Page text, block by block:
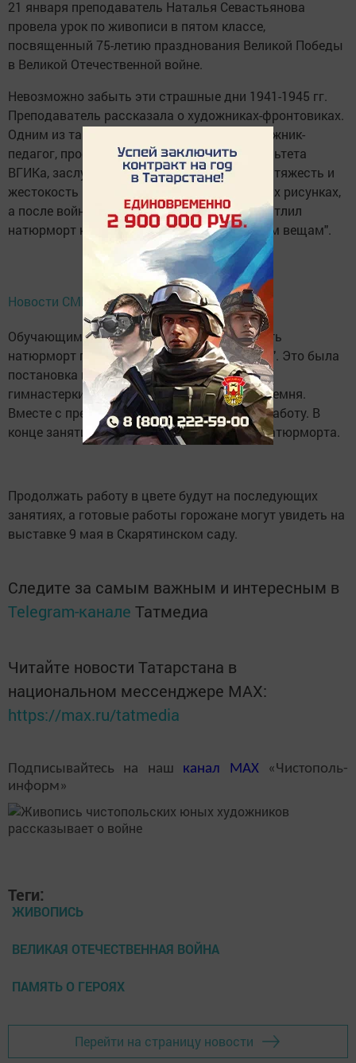
21 января преподаватель Наталья Севастьянова
провела урок по живописи в пятом классе,
посвященный 75-летию празднования Великой Победы
в Великой Отечественной войне.
Невозможно забыть эти страшные дни 1941-1945 гг.
Преподаватель рассказала о художниках-фронтовиках.
Одним из таких был Борис Неменский, художник-
педагог, профессор художественного факультета
ВГИКа, заслуженный художник России. Вся тяжесть и
жестокость войны отражена в их фронтовых рисунках,
а после войны в картинах. Всех очень впечатлил
натюрморт на тему войны "Реквием великим вещам".
Новости СМИ2
Обучающимся было предложено нарисовать
натюрморт под названием "Память о войне". Это была
постановка из простых солдатских вещей,
гимнастерки, фляжки, солдатской кружки, ремня.
Вместе с преподавателем ученики начали работу. В
конце занятия была оценена композиция натюрморта.
Продолжать работу в цвете будут на последующих
занятиях, а готовые работы горожане могут увидеть на
выставке 9 мая в Скарятинском саду.
Следите за самым важным и интересным в
Telegram-канале Татмедиа
Читайте новости Татарстана в
национальном мессенджере MАХ:
https://max.ru/tatmedia
Подписывайтесь на наш канал MAX«Чистополь-
информ»
Теги:
ЖИВОПИСЬ
ВЕЛИКАЯ ОТЕЧЕСТВЕННАЯ ВОЙНА
ПАМЯТЬ О ГЕРОЯХ
Перейти на страницу новости